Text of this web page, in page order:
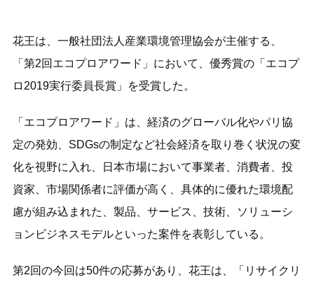
花王は、一般社団法人産業環境管理協会が主催する、
「第2回エコプロアワード」において、優秀賞の「エコプ
ロ2019実行委員長賞」を受賞した。
「エコプロアワード」は、経済のグローバル化やパリ協
定の発効、SDGsの制定など社会経済を取り巻く状況の変
化を視野に入れ、日本市場において事業者、消費者、投
資家、市場関係者に評価が高く、具体的に優れた環境配
慮が組み込まれた、製品、サービス、技術、ソリューシ
ョンビジネスモデルといった案件を表彰している。
第2回の今回は50件の応募があり、花王は、「リサイクリ